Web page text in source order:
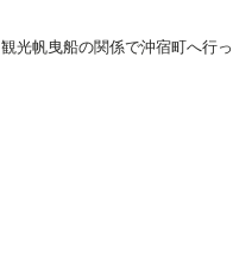
観光帆曳船の関係で沖宿町へ行